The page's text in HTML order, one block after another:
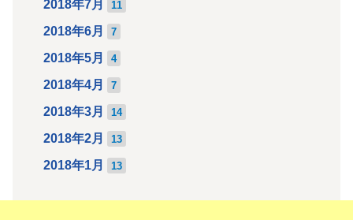
2018年7月 11
2018年6月 7
2018年5月 4
2018年4月 7
2018年3月 14
2018年2月 13
2018年1月 13